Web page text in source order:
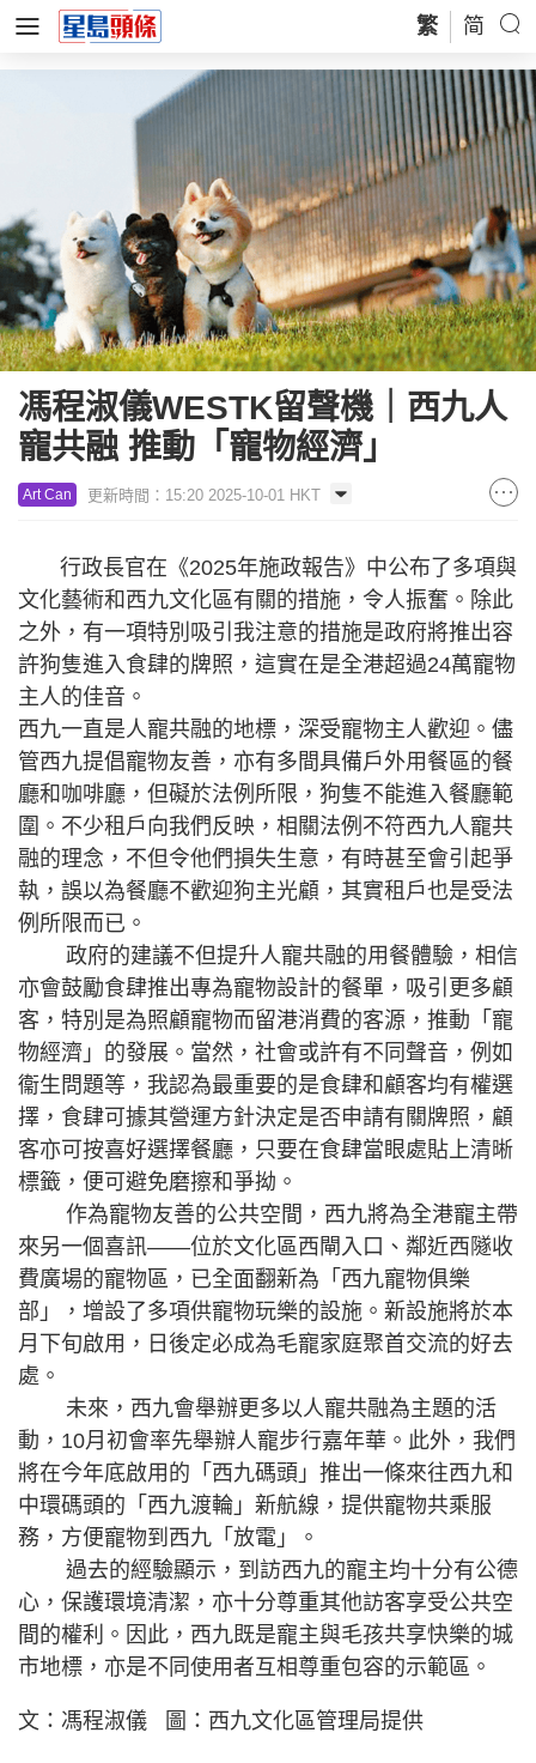
繁 简
馮程淑儀WESTK留聲機｜西九人
寵共融 推動「寵物經濟」
Art Can 更新時間：15:20 2025-10-01 HKT
行政長官在《2025年施政報告》中公布了多項與
文化藝術和西九文化區有關的措施，令人振奮。除此
之外，有一項特別吸引我注意的措施是政府將推出容
許狗隻進入食肆的牌照，這實在是全港超過24萬寵物
主人的佳音。
西九一直是人寵共融的地標，深受寵物主人歡迎。儘
管西九提倡寵物友善，亦有多間具備戶外用餐區的餐
廳和咖啡廳，但礙於法例所限，狗隻不能進入餐廳範
圍。不少租戶向我們反映，相關法例不符西九人寵共
融的理念，不但令他們損失生意，有時甚至會引起爭
執，誤以為餐廳不歡迎狗主光顧，其實租戶也是受法
例所限而已。
政府的建議不但提升人寵共融的用餐體驗，相信
亦會鼓勵食肆推出專為寵物設計的餐單，吸引更多顧
客，特別是為照顧寵物而留港消費的客源，推動「寵
物經濟」的發展。當然，社會或許有不同聲音，例如
衞生問題等，我認為最重要的是食肆和顧客均有權選
擇，食肆可據其營運方針決定是否申請有關牌照，顧
客亦可按喜好選擇餐廳，只要在食肆當眼處貼上清晰
標籤，便可避免磨擦和爭拗。
作為寵物友善的公共空間，西九將為全港寵主帶
來另一個喜訊——位於文化區西閘入口、鄰近西隧收
費廣場的寵物區，已全面翻新為「西九寵物俱樂
部」，增設了多項供寵物玩樂的設施。新設施將於本
月下旬啟用，日後定必成為毛寵家庭聚首交流的好去
處。
未來，西九會舉辦更多以人寵共融為主題的活
動，10月初會率先舉辦人寵步行嘉年華。此外，我們
將在今年底啟用的「西九碼頭」推出一條來往西九和
中環碼頭的「西九渡輪」新航線，提供寵物共乘服
務，方便寵物到西九「放電」。
過去的經驗顯示，到訪西九的寵主均十分有公德
心，保護環境清潔，亦十分尊重其他訪客享受公共空
間的權利。因此，西九既是寵主與毛孩共享快樂的城
市地標，亦是不同使用者互相尊重包容的示範區。
文：馮程淑儀 圖：西九文化區管理局提供